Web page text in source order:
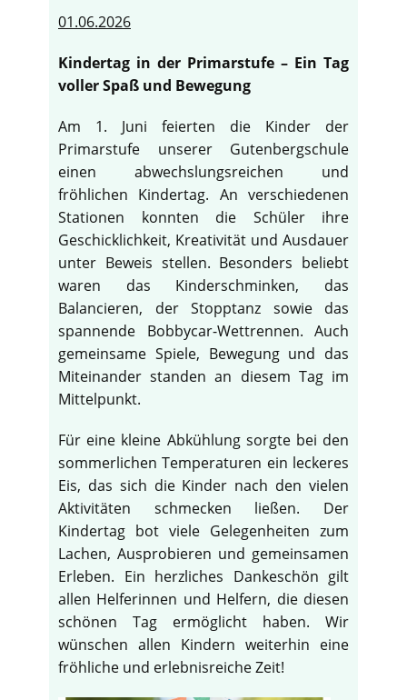
01.06.2026
Kindertag in der Primarstufe – Ein Tag
voller Spaß und Bewegung
Am 1. Juni feierten die Kinder der
Primarstufe unserer Gutenbergschule
einen abwechslungsreichen und
fröhlichen Kindertag. An verschiedenen
Stationen konnten die Schüler ihre
Geschicklichkeit, Kreativität und Ausdauer
unter Beweis stellen. Besonders beliebt
waren das Kinderschminken, das
Balancieren, der Stopptanz sowie das
spannende Bobbycar-Wettrennen. Auch
gemeinsame Spiele, Bewegung und das
Miteinander standen an diesem Tag im
Mittelpunkt.
Für eine kleine Abkühlung sorgte bei den
sommerlichen Temperaturen ein leckeres
Eis, das sich die Kinder nach den vielen
Aktivitäten schmecken ließen. Der
Kindertag bot viele Gelegenheiten zum
Lachen, Ausprobieren und gemeinsamen
Erleben. Ein herzliches Dankeschön gilt
allen Helferinnen und Helfern, die diesen
schönen Tag ermöglicht haben. Wir
wünschen allen Kindern weiterhin eine
fröhliche und erlebnisreiche Zeit!